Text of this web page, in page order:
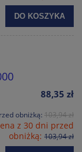
DO KOSZYKA
88,35 zł
obniżką: 103,94 zł
z 30 dni przed
obniżką: 103,94 zł